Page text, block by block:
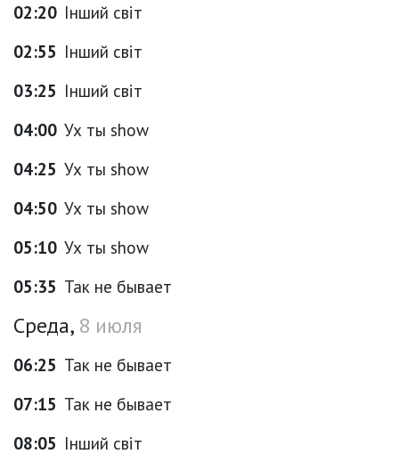
02:20 Інший світ
02:55 Інший світ
03:25 Інший світ
04:00 Ух ты show
04:25 Ух ты show
04:50 Ух ты show
05:10 Ух ты show
05:35 Так не бывает
Среда, 8 июля
06:25 Так не бывает
07:15 Так не бывает
08:05 Інший світ